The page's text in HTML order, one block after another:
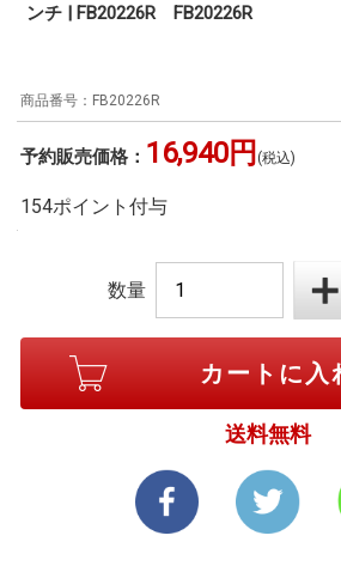
ンチ | FB20226R FB20226R
FB20226R
予約販売価格： 16,940円 (税込)
154ポイント付与
数量
送料無料